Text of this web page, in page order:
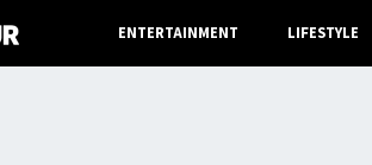
ENTERTAINMENT LIFESTYLE